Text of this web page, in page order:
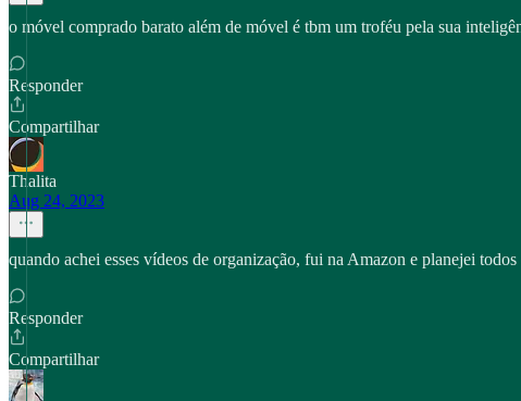
o móvel comprado barato além de móvel é tbm um troféu pela sua
Responder
Compartilhar
Thalita
Aug 24, 2023
quando achei esses vídeos de organização, fui na Amazon e planejei
Responder
Compartilhar